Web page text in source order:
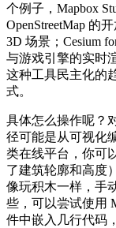
个例子，Mapbox
OpenStreetMap 的
3D 场景；Cesium
与游戏引擎的实时
这种工具民主化的
式。
具体怎么操作呢？
径可能是从可视化
类在线平台，你可
了建筑轮廓和高度
像玩积木一样，手
些，可以尝试使用
件中嵌入几行代码